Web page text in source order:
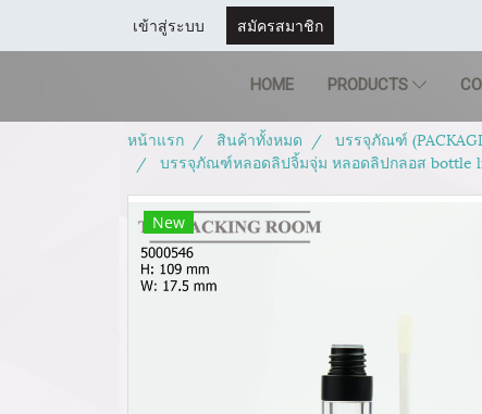
เข้าสู่ระบบ สมัครสมาชิก
HOME PRODUCTS
หน้าแรก สินค้าทั้งหมด บรรจุภัณฑ์
บรรจุภัณฑ์หลอดลิปจิ้มจุ่ม หลอดลิปกลอส bottle
New